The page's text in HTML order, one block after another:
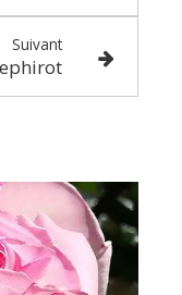
Suivant